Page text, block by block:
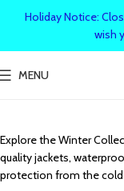
MENU
Explore the Winter
quality jackets,
protection from the
Holiday Notice:
wish